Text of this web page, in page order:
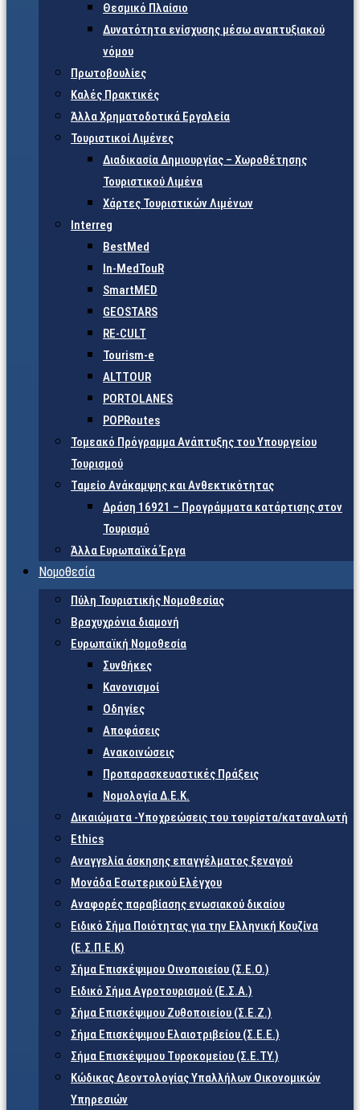
Θεσμικό Πλαίσιο
Δυνατότητα ενίσχυσης μέσω αναπτυξιακού
νόμου
Πρωτοβουλίες
Καλές Πρακτικές
Άλλα Χρηματοδοτικά Εργαλεία
Τουριστικοί Λιμένες
Διαδικασία Δημιουργίας – Χωροθέτησης
Τουριστικού Λιμένα
Χάρτες Τουριστικών Λιμένων
Interreg
BestMed
In-MedTouR
SmartMED
GEOSTARS
RE-CULT
Tourism-e
ALTTOUR
PORTOLANES
POPRoutes
Τομεακό Πρόγραμμα Ανάπτυξης του Υπουργείου
Τουρισμού
Ταμείο Ανάκαμψης και Ανθεκτικότητας
Δράση 16921 – Προγράμματα κατάρτισης στον
Τουρισμό
Άλλα Ευρωπαϊκά Έργα
Νομοθεσία
Πύλη Τουριστικής Νομοθεσίας
Βραχυχρόνια διαμονή
Ευρωπαϊκή Νομοθεσία
Συνθήκες
Κανονισμοί
Οδηγίες
Αποφάσεις
Ανακοινώσεις
Προπαρασκευαστικές Πράξεις
Νομολογία Δ.Ε.Κ.
Δικαιώματα -Υποχρεώσεις του τουρίστα/καταναλωτή
Ethics
Αναγγελία άσκησης επαγγέλματος ξεναγού
Μονάδα Εσωτερικού Ελέγχου
Αναφορές παραβίασης ενωσιακού δικαίου
Ειδικό Σήμα Ποιότητας για την Ελληνική Κουζίνα
(Ε.Σ.Π.Ε.Κ)
Σήμα Επισκέψιμου Οινοποιείου (Σ.Ε.Ο.)
Ειδικό Σήμα Αγροτουρισμού (Ε.Σ.Α.)
Σήμα Επισκέψιμου Ζυθοποιείου (Σ.Ε.Ζ.)
Σήμα Επισκέψιμου Ελαιοτριβείου (Σ.Ε.Ε.)
Σήμα Επισκέψιμου Τυροκομείου (Σ.Ε.TY.)
Κώδικας Δεοντολογίας Υπαλλήλων Οικονομικών
Υπηρεσιών